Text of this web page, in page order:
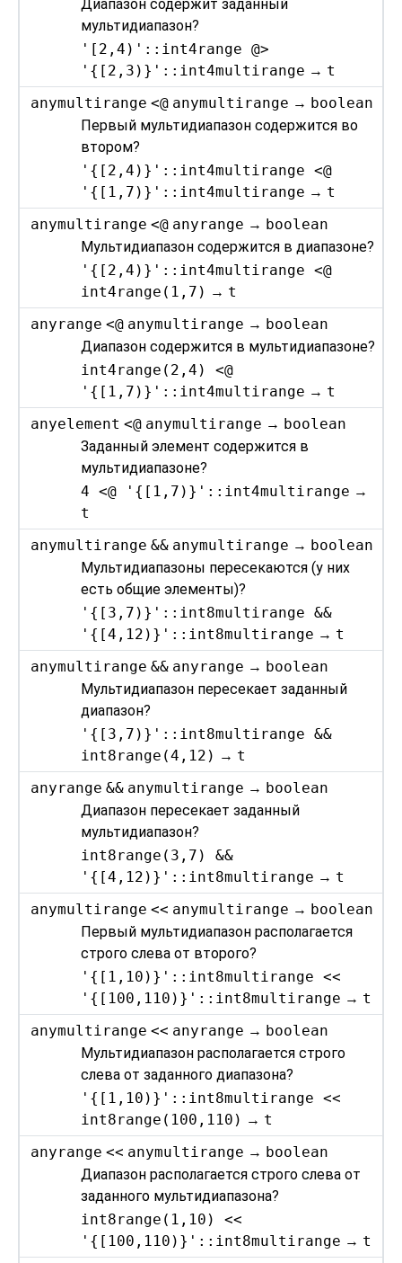
Диапазон содержит заданный
мультидиапазон?
'[2,4)'::int4range @>
'{[2,3)}'::int4multirange → t
anymultirange <@ anymultirange → boolean
Первый мультидиапазон содержится во
втором?
'{[2,4)}'::int4multirange <@
'{[1,7)}'::int4multirange → t
anymultirange <@ anyrange → boolean
Мультидиапазон содержится в диапазоне?
'{[2,4)}'::int4multirange <@
int4range(1,7) → t
anyrange <@ anymultirange → boolean
Диапазон содержится в мультидиапазоне?
int4range(2,4) <@
'{[1,7)}'::int4multirange → t
anyelement <@ anymultirange → boolean
Заданный элемент содержится в
мультидиапазоне?
4 <@ '{[1,7)}'::int4multirange →
t
anymultirange && anymultirange → boolean
Мультидиапазоны пересекаются (у них
есть общие элементы)?
'{[3,7)}'::int8multirange &&
'{[4,12)}'::int8multirange → t
anymultirange && anyrange → boolean
Мультидиапазон пересекает заданный
диапазон?
'{[3,7)}'::int8multirange &&
int8range(4,12) → t
anyrange && anymultirange → boolean
Диапазон пересекает заданный
мультидиапазон?
int8range(3,7) &&
'{[4,12)}'::int8multirange → t
anymultirange << anymultirange → boolean
Первый мультидиапазон располагается
строго слева от второго?
'{[1,10)}'::int8multirange <<
'{[100,110)}'::int8multirange → t
anymultirange << anyrange → boolean
Мультидиапазон располагается строго
слева от заданного диапазона?
'{[1,10)}'::int8multirange <<
int8range(100,110) → t
anyrange << anymultirange → boolean
Диапазон располагается строго слева от
заданного мультидиапазона?
int8range(1,10) <<
'{[100,110)}'::int8multirange → t